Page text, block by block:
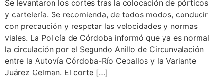
Se levantaron los cortes tras la colocación de pórticos
y cartelería. Se recomienda, de todos modos, conducir
con precaución y respetar las velocidades y normas
viales. La Policía de Córdoba informó que ya es normal
la circulación por el Segundo Anillo de Circunvalación
entre la Autovía Córdoba-Río Ceballos y la Variante
Juárez Celman. El corte […]